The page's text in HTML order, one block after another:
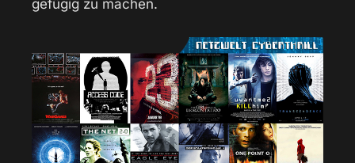
gefügig zu machen.